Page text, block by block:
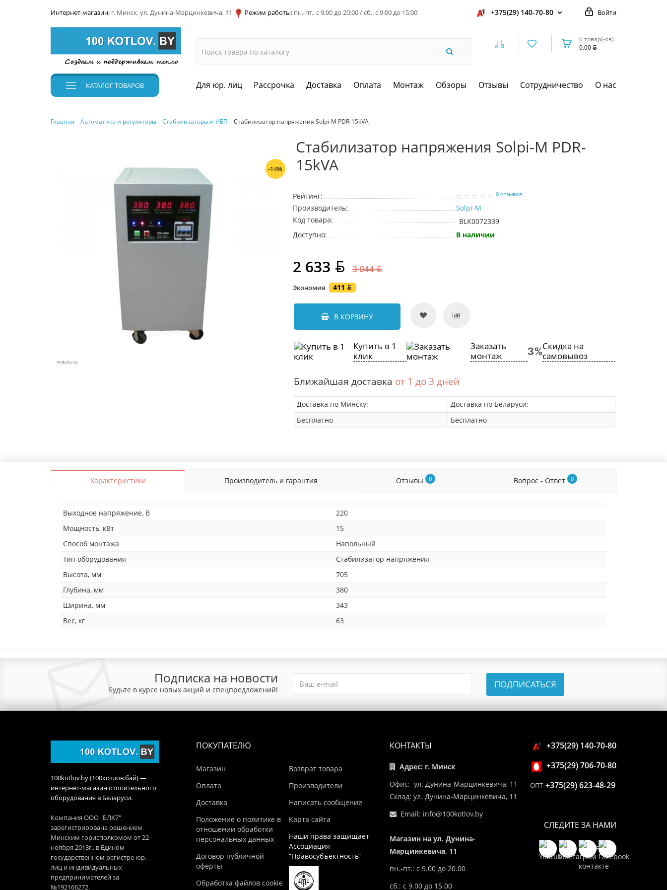
Интернет-магазин: г. Минск, ул. Дунина-Марцинкевича, 11 Режим работы: пн.-пт.: с 9:00 до 20:00 / сб.: с 9:00 до 15:00 Войти
+375(29) 140-70-80
0 товар(-ов)
0.00
КАТАЛОГТОВАРОВ Для юр. лиц Рассрочка Доставка Оплата Монтаж Обзоры Отзывы Сотрудничество О нас
Главная Автоматика и регуляторы Стабилизаторы и ИБП Стабилизатор напряжения Solpi-M PDR-15kVA
-14%
Стабилизатор напряжения Solpi-M PDR-
15kVA
Рейтинг: 0 отзывов
Производитель:
Solpi-M
Код товара:
BLK0072339
Доступно:
В наличии
2 633 3 044
Экономия 411
В КОРЗИНУ
Купить в 1
клик
Заказать
монтаж
Скидка на
самовывоз
Ближайшая доставка от 1 до 3 дней
Доставка по Минску:
Доставка по Беларуси:
Бесплатно
Бесплатно
Характеристики Производитель и гарантия Отзывы 0 Вопрос - Ответ 0
Выходное напряжение, В
220
Мощность, кВт
15
Способ монтажа
Напольный
Тип оборудования
Стабилизатор напряжения
Высота, мм
705
Глубина, мм
380
Ширина, мм
343
Вес, кг
63
Подписка на новости
Будьте в курсе новых акций и спецпредложений! ПОДПИСАТЬСЯ
100kotlov.by (100котлов.бай) —
интернет-магазин отопительного
оборудования в Беларуси.
Компания ООО "БЛК7"
зарегистрирована решением
Минским горисполкомом от 22
ноября 2013г., в Едином
государственном регистре юр.
лиц и индивидуальных
предпринимателей за
№192166272.
ПОКУПАТЕЛЮ
Магазин
Оплата
Доставка
Положение о политике в
отношении обработки
персональных данных
Договор публичной
оферты
Обработка файлов cookie
Возврат товара
Производители
Написать сообщение
Карта сайта
Наши права защищает
Ассоциация
“Правосубъектность”
КОНТАКТЫ
Адрес: г. Минск
Офис: ул. Дунина-Марцинкевича, 11
Склад: ул. Дунина-Марцинкевича, 11
Email: info@100kotlov.by
Магазин на ул. Дунина-
Марцинкевича, 11
пн.-пт.: с 9.00 до 20.00
сб.: с 9.00 до 15.00
+375(29) 140-70-80
+375(29) 706-70-80
ОПТ +375(29) 623-48-29
СЛЕДИТЕ ЗА НАМИ